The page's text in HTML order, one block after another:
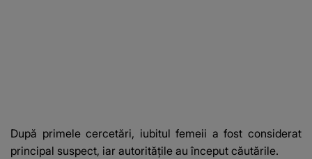
După primele cercetări, iubitul femeii a fost considerat
principal suspect, iar autoritățile au început căutările.